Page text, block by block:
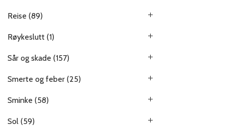
Reise (89)
Røykeslutt (1)
Sår og skade (157)
Smerte og feber (25)
Sminke (58)
Sol (59)